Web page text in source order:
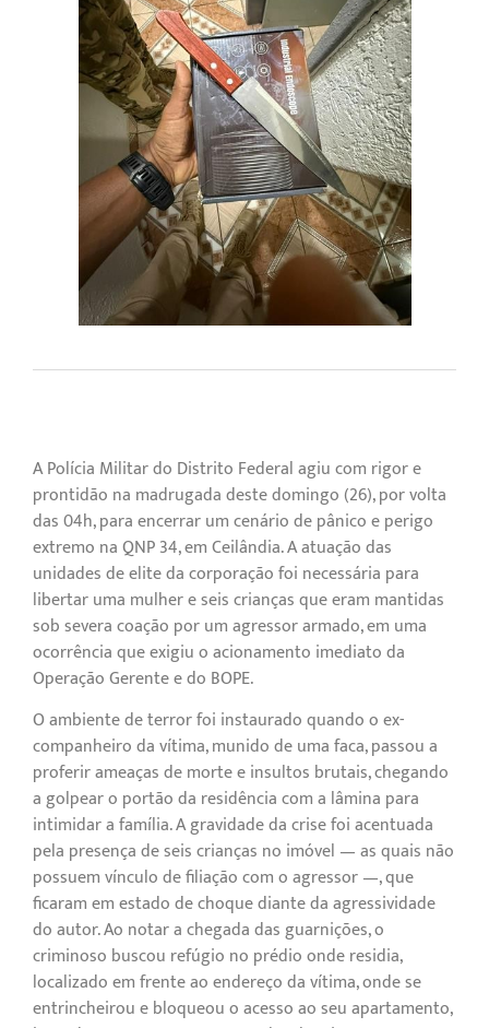
A Polícia Militar do Distrito Federal agiu com rigor e
prontidão na madrugada deste domingo (26), por volta
das 04h, para encerrar um cenário de pânico e perigo
extremo na QNP 34, em Ceilândia. A atuação das
unidades de elite da corporação foi necessária para
libertar uma mulher e seis crianças que eram mantidas
sob severa coação por um agressor armado, em uma
ocorrência que exigiu o acionamento imediato da
Operação Gerente e do BOPE.
O ambiente de terror foi instaurado quando o ex-
companheiro da vítima, munido de uma faca, passou a
proferir ameaças de morte e insultos brutais, chegando
a golpear o portão da residência com a lâmina para
intimidar a família. A gravidade da crise foi acentuada
pela presença de seis crianças no imóvel — as quais não
possuem vínculo de filiação com o agressor —, que
ficaram em estado de choque diante da agressividade
do autor. Ao notar a chegada das guarnições, o
criminoso buscou refúgio no prédio onde residia,
localizado em frente ao endereço da vítima, onde se
entrincheirou e bloqueou o acesso ao seu apartamento,